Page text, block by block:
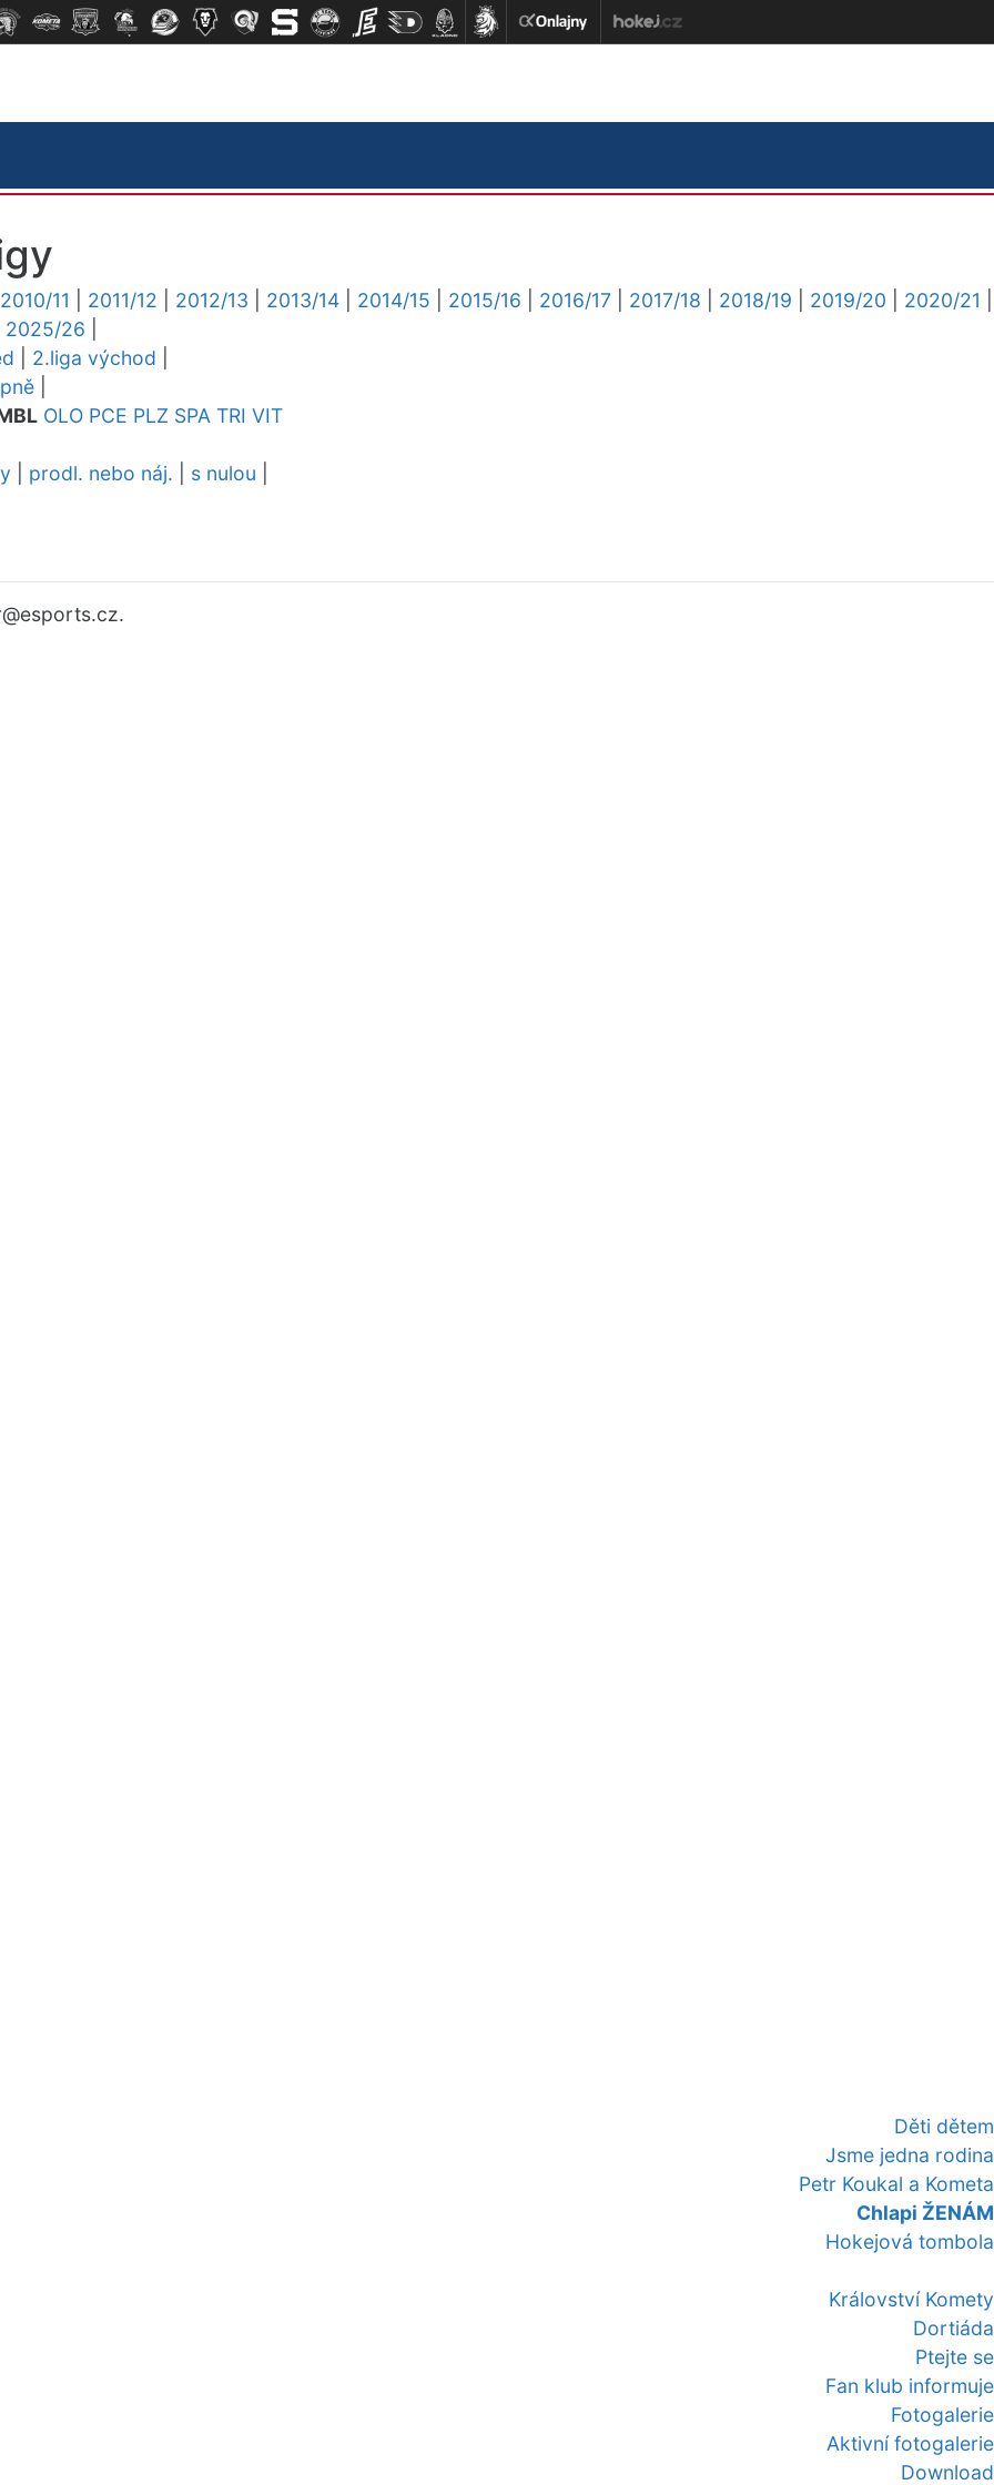
Děti dětem
Jsme jedna rodina
Petr Koukal a Kometa
Chlapi ŽENÁM
Hokejová tombola
Království Komety
Dortiáda
Ptejte se
Fan klub informuje
Fotogalerie
Aktivní fotogalerie
Download
2010/11 2011/12 2012/13 2013/14 2014/15 2015/16 2016/17 2017/18 2018/19 2019/20 2020/21
2025/26
2.liga východ
OLO PCE PLZ SPA TRI VIT
prodl. nebo náj. s nulou
@esports.cz.